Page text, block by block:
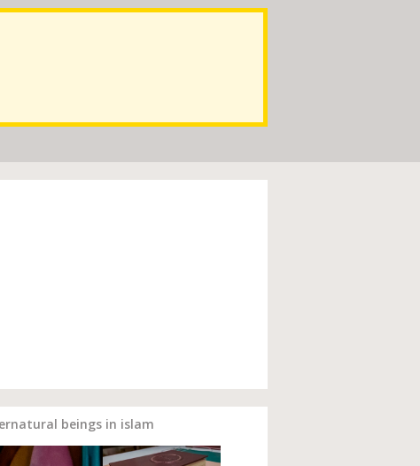
beings in islam